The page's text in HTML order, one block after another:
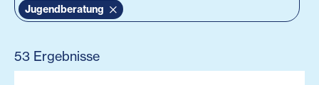
Jugendberatung
53 Ergebnisse